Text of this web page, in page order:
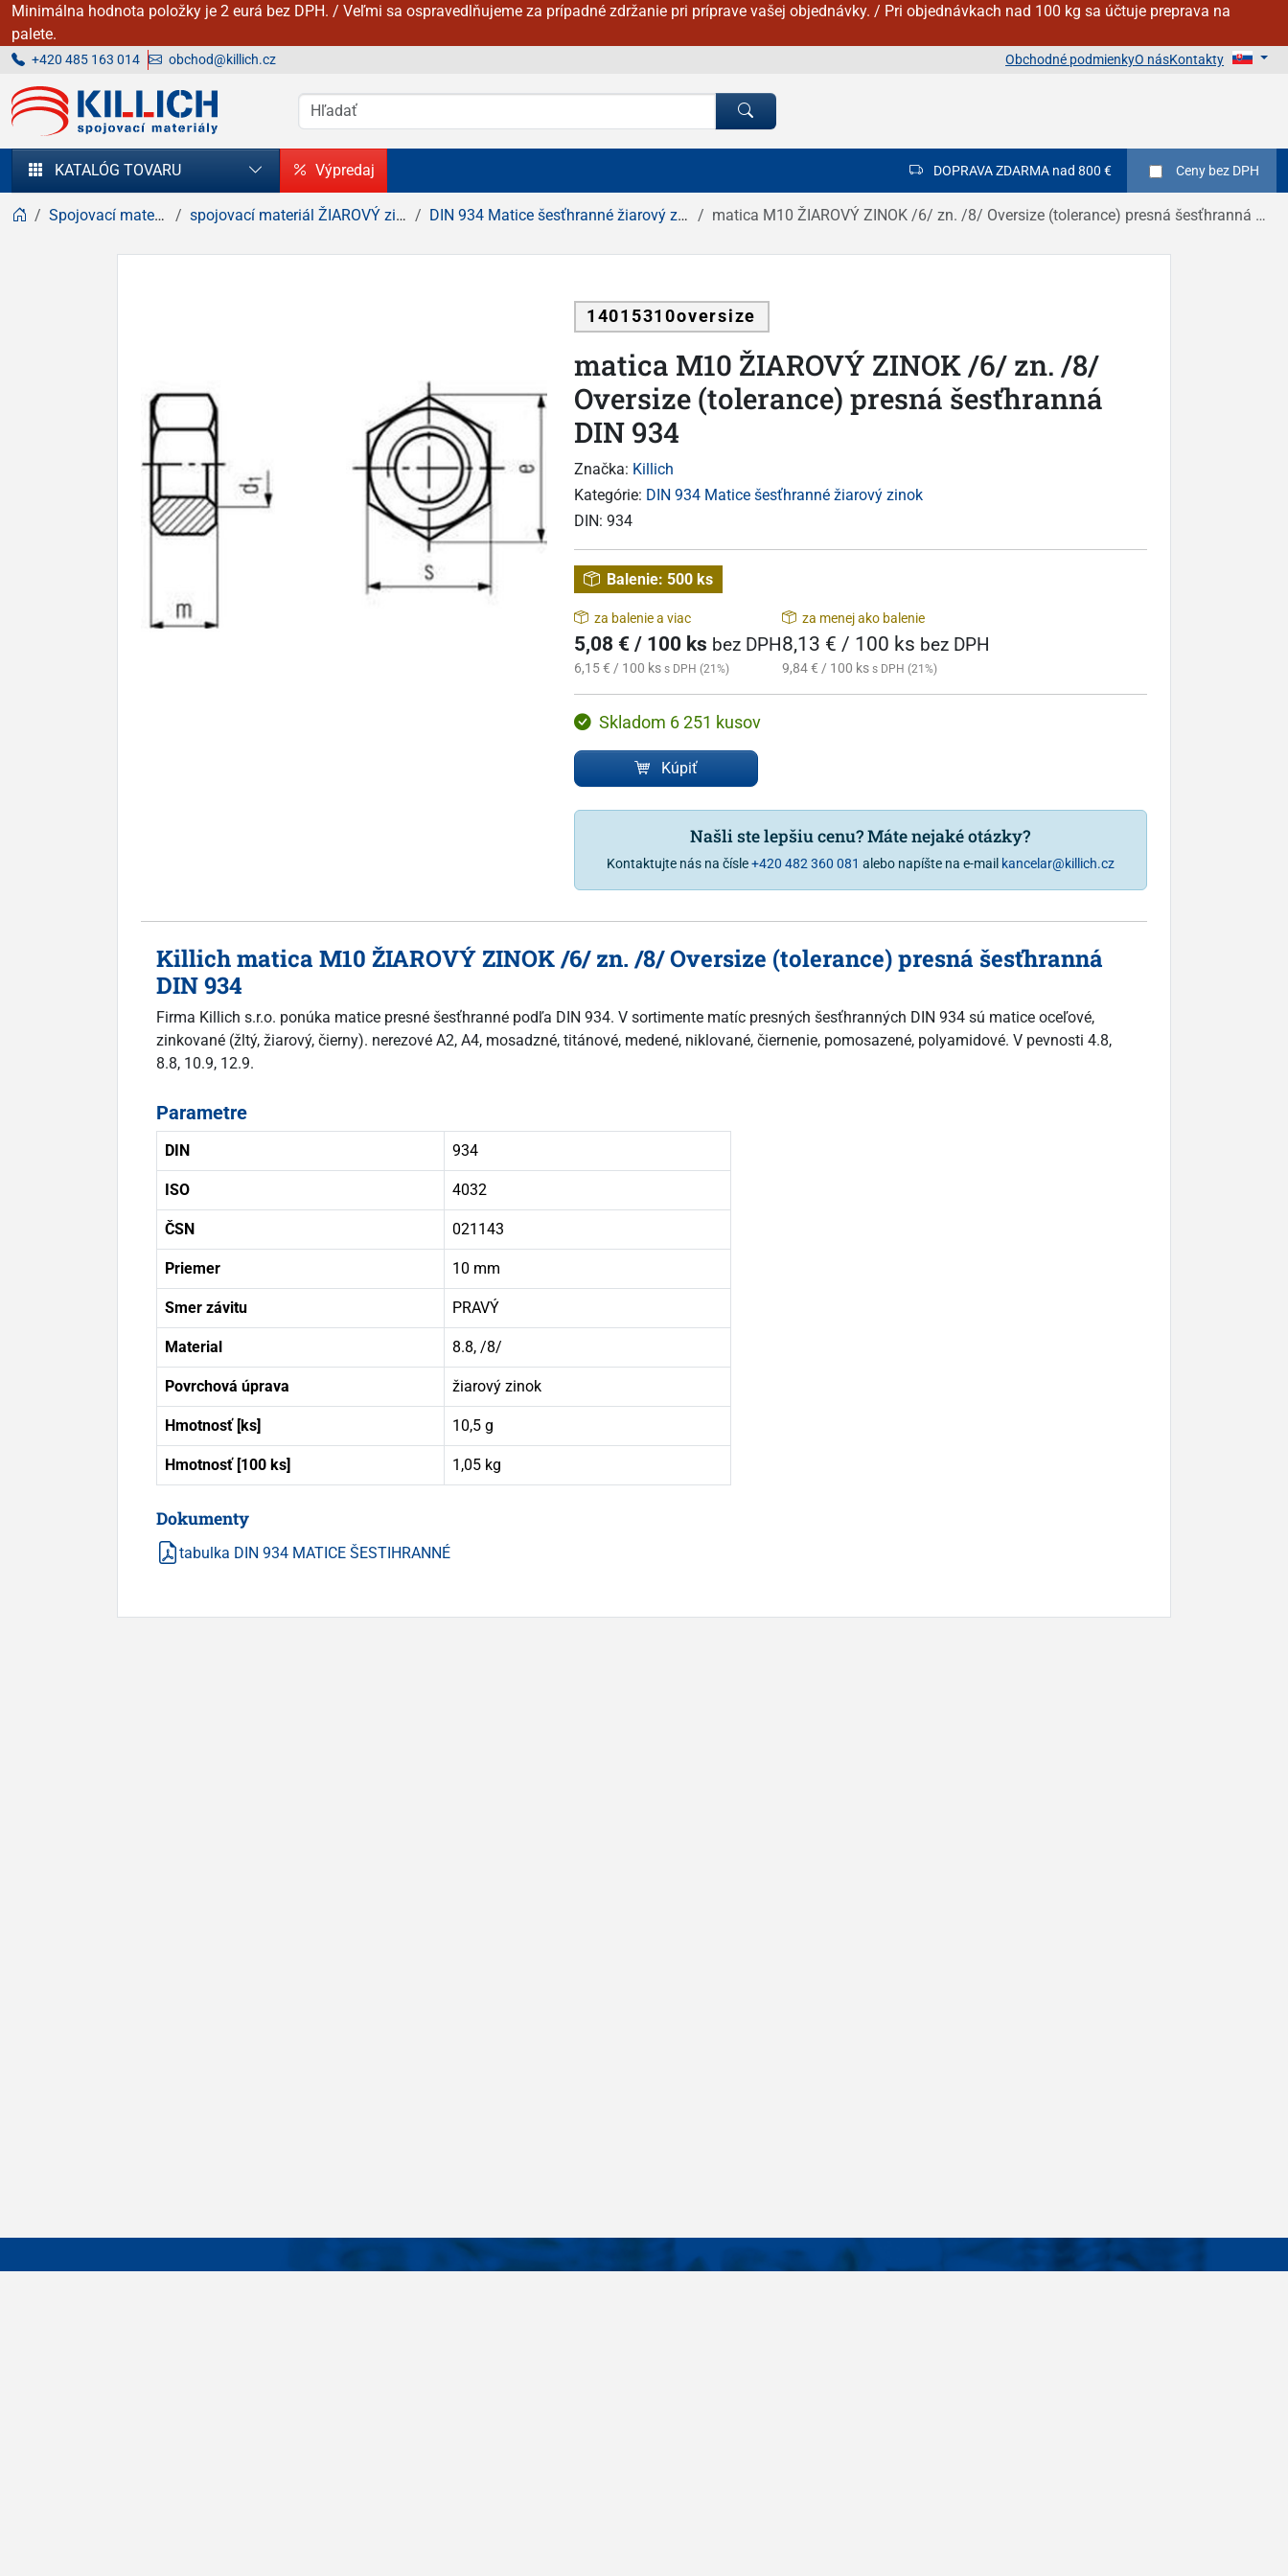
Minimálna hodnota položky je 2 eurá bez DPH. / Veľmi sa ospravedlňujeme za prípadné zdržanie pri príprave vašej objednávky. / Pri objednávkach nad 100 kg sa účtuje preprava na
palete.
+420 485 163 014 obchod@killich.cz Obchodné podmienkyO násKontakty
KILLICH - Spojovacie materiály
KATALÓG TOVARU Výpredaj DOPRAVA ZDARMA nad 800 € Ceny bez DPH
Spojovací materiál spojovací materiál ŽIAROVÝ zinok DIN 934 Matice šesťhranné žiarový zinok matica M10 ŽIAROVÝ ZINOK /6/ zn. /8/ Oversize (tolerance) presná šesťhranná DIN 934
14015310oversize
matica M10 ŽIAROVÝ ZINOK /6/ zn. /8/
Oversize (tolerance) presná šesťhranná
DIN 934
Značka: Killich
Kategórie: DIN 934 Matice šesťhranné žiarový zinok
DIN: 934
Balenie: 500 ks
za balenie a viac
5,08 € / 100 ks bez DPH
6,15 € / 100 ks s DPH (21%)
za menej ako balenie
8,13 € / 100 ks bez DPH
9,84 € / 100 ks s DPH (21%)
Skladom 6 251 kusov
Kúpiť
Našli ste lepšiu cenu? Máte nejaké otázky?
Kontaktujte nás na čísle+420 482 360 081 alebo napíšte na e-mail kancelar@killich.cz
Killich matica M10 ŽIAROVÝ ZINOK /6/ zn. /8/ Oversize (tolerance) presná šesťhranná
DIN 934
Firma Killich s.r.o. ponúka matice presné šesťhranné podľa DIN 934. V sortimente matíc presných šesťhranných DIN 934 sú matice oceľové,
zinkované (žltý, žiarový, čierny). nerezové A2, A4, mosadzné, titánové, medené, niklované, čiernenie, pomosazené, polyamidové. V pevnosti 4.8,
8.8, 10.9, 12.9.
Parametre
DIN 934
ISO 4032
ČSN 021143
Priemer 10 mm
Smer závitu PRAVÝ
Material 8.8, /8/
Povrchová úprava žiarový zinok
Hmotnosť [ks] 10,5 g
Hmotnosť [100 ks] 1,05 kg
Dokumenty
tabulka DIN 934 MATICE ŠESTIHRANNÉ